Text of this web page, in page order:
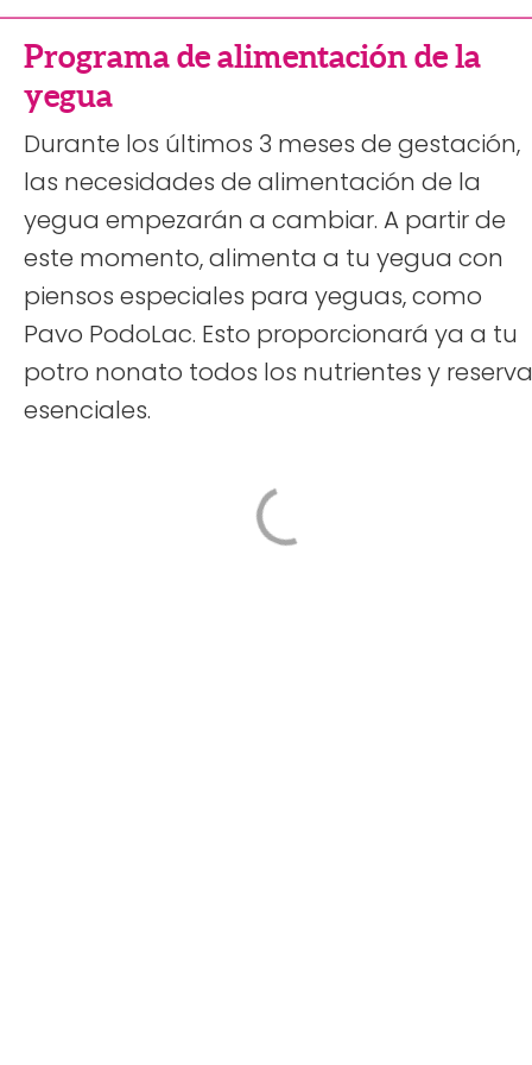
Programa de alimentación de la
yegua
Durante los últimos 3 meses de gestación,
las necesidades de alimentación de la
yegua empezarán a cambiar. A partir de
este momento, alimenta a tu yegua con
piensos especiales para yeguas, como
Pavo PodoLac. Esto proporcionará ya a tu
potro nonato todos los nutrientes y
esenciales.